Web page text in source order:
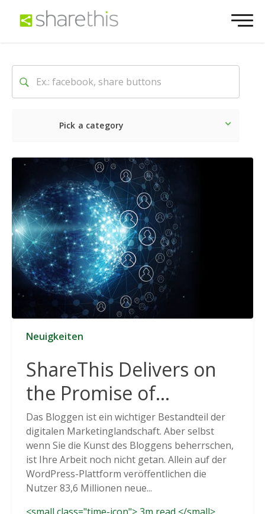
Pick a category
Neueste Sozial
Neuigkeiten
ShareThis Delivers on
the Promise of
Cookieless Data
Solutions
Das Bloggen ist ein wichtiger Bestandteil der
digitalen Marketinglandschaft. Aber selbst
wenn Sie die Kunst des Bloggens beherrschen,
ist Ihre Arbeit noch nicht getan. Allein auf der
WordPress-Plattform veröffentlichen die
Nutzer 83,6 Millionen neue...